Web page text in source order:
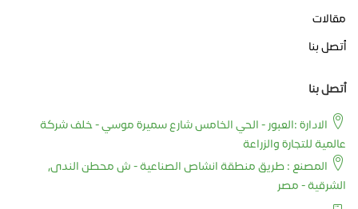
مقالات
أتصل بنا
أتصل بنا
الادارة :العبور - الحي الخامس شارع سميرة موسي - خلف شركة
عالمية للتجارة والزراعة
المصنع : طريق منطقة انشاص الصناعية - ش محطن الندى,
الشرقية - مصر